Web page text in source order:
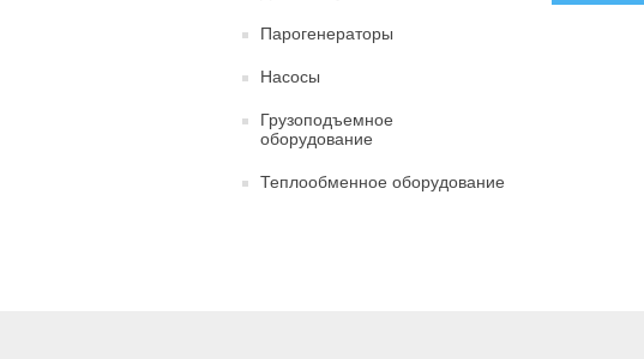
Парогенераторы
Насосы
Грузоподъемное
оборудование
Теплообменное оборудование